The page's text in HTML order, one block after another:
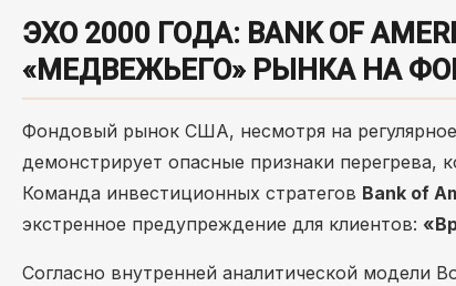
ЭХО 2000 ГОДА: BANK OF
«МЕДВЕЖЬЕГО» РЫНКА НА
Фондовый рынок США, несмотря на
демонстрирует опасные признаки перегрева,
Команда инвестиционных стратегов Bank of
экстренное предупреждение для клиентов:
Согласно внутренней аналитической модели